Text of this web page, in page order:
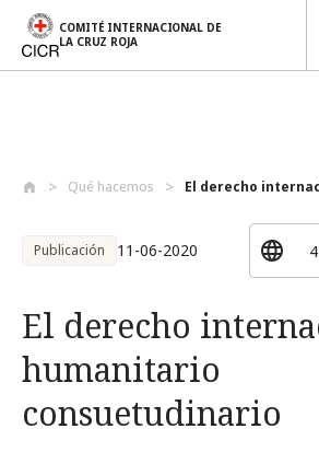
COMITÉ INTERNACIONAL DE
LA CRUZ ROJA
Qué hacemos El derecho
Publicación 11-06-2020
El derecho
humanitario
consuetudinario